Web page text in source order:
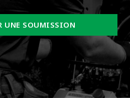
UNE SOUMISSION